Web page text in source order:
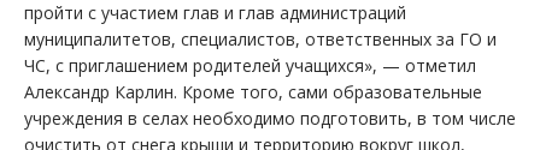
пройти с участием глав и глав администраций
муниципалитетов, специалистов, ответственных за ГО и
ЧС, с приглашением родителей учащихся», — отметил
Александр Карлин. Кроме того, сами образовательные
учреждения в селах необходимо подготовить, в том числе
очистить от снега крыши и территорию вокруг школ,